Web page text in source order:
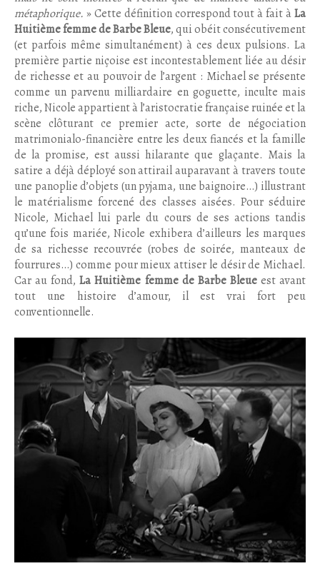
métaphorique. » Cette définition correspond tout à fait àLa
Huitième femme de Barbe Bleue, qui obéit consécutivement
(et parfois même simultanément) à ces deux pulsions. La
première partie niçoise est incontestablement liée au désir
de richesse et au pouvoir de l’argent : Michael se présente
comme un parvenu milliardaire en goguette, inculte mais
riche, Nicole appartient à l’aristocratie française ruinée et la
scène clôturant ce premier acte, sorte de négociation
matrimonialo-financière entre les deux fiancés et la famille
de la promise, est aussi hilarante que glaçante. Mais la
satire a déjà déployé son attirail auparavant à travers toute
une panoplie d’objets (un pyjama, une baignoire…) illustrant
le matérialisme forcené des classes aisées. Pour séduire
Nicole, Michael lui parle du cours de ses actions tandis
qu’une fois mariée, Nicole exhibera d’ailleurs les marques
de sa richesse recouvrée (robes de soirée, manteaux de
fourrures…) comme pour mieux attiser le désir de Michael.
Car au fond,La Huitième femme de Barbe Bleueest avant
tout une histoire d’amour, il est vrai fort peu
conventionnelle.